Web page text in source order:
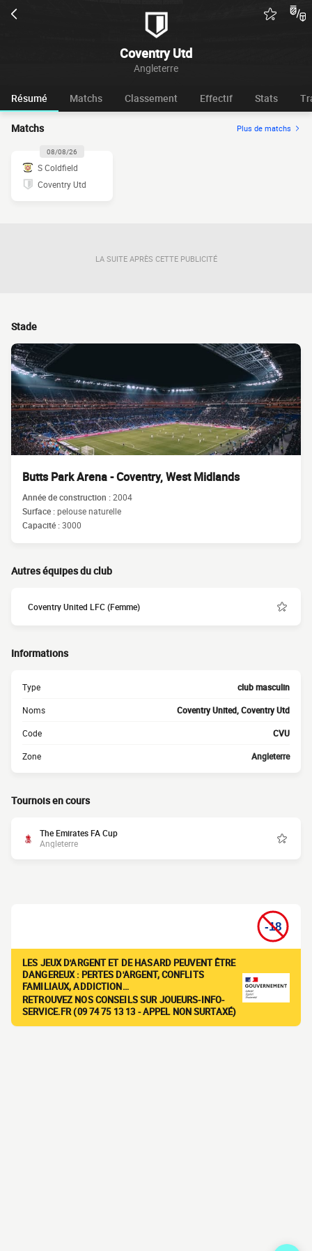
Coventry Utd
Angleterre
Résumé Matchs Classement Effectif Stats
Matchs Plus de matchs
08/08/26
S Coldfield
Coventry Utd
LA SUITE APRÈS CETTE PUBLICITÉ
Stade
Butts Park Arena - Coventry, West Midlands
Année de construction :2004
Surface :pelouse naturelle
Capacité :3000
Autres équipes du club
Coventry United LFC (Femme)
Informations
Type club masculin
Noms Coventry United, Coventry Utd
Code CVU
Zone Angleterre
Tournois en cours
The Emirates FA Cup
Angleterre
LES JEUX D'ARGENT ET DE HASARD PEUVENT ÊTRE
DANGEREUX : PERTES D'ARGENT, CONFLITS
FAMILIAUX, ADDICTION…
RETROUVEZ NOS CONSEILS SUR JOUEURS-INFO-
SERVICE.FR (09 74 75 13 13 - APPEL NON SURTAXÉ)